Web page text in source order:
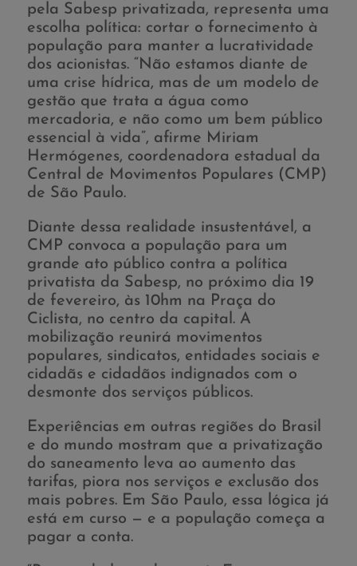
pela Sabesp privatizada, representa uma
escolha política: cortar o fornecimento à
população para manter a lucratividade
dos acionistas. “Não estamos diante de
uma crise hídrica, mas de um modelo de
gestão que trata a água como
mercadoria, e não como um bem público
essencial à vida”, afirme Miriam
Hermógenes, coordenadora estadual da
Central de Movimentos Populares (CMP)
de São Paulo.
Diante dessa realidade insustentável, a
CMP convoca a população para um
grande ato público contra a política
privatista da Sabesp, no próximo dia 19
de fevereiro, às 10hm na Praça do
Ciclista, no centro da capital. A
mobilização reunirá movimentos
populares, sindicatos, entidades sociais e
cidadãs e cidadãos indignados com o
desmonte dos serviços públicos.
Experiências em outras regiões do Brasil
e do mundo mostram que a privatização
do saneamento leva ao aumento das
tarifas, piora nos serviços e exclusão dos
mais pobres. Em São Paulo, essa lógica já
está em curso — e a população começa a
pagar a conta.